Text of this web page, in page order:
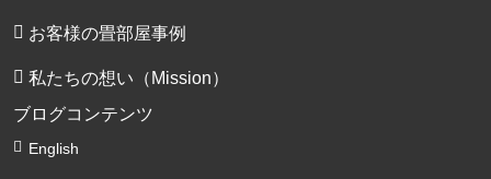
お客様の畳部屋事例
私たちの想い（Mission）
ブログコンテンツ
English